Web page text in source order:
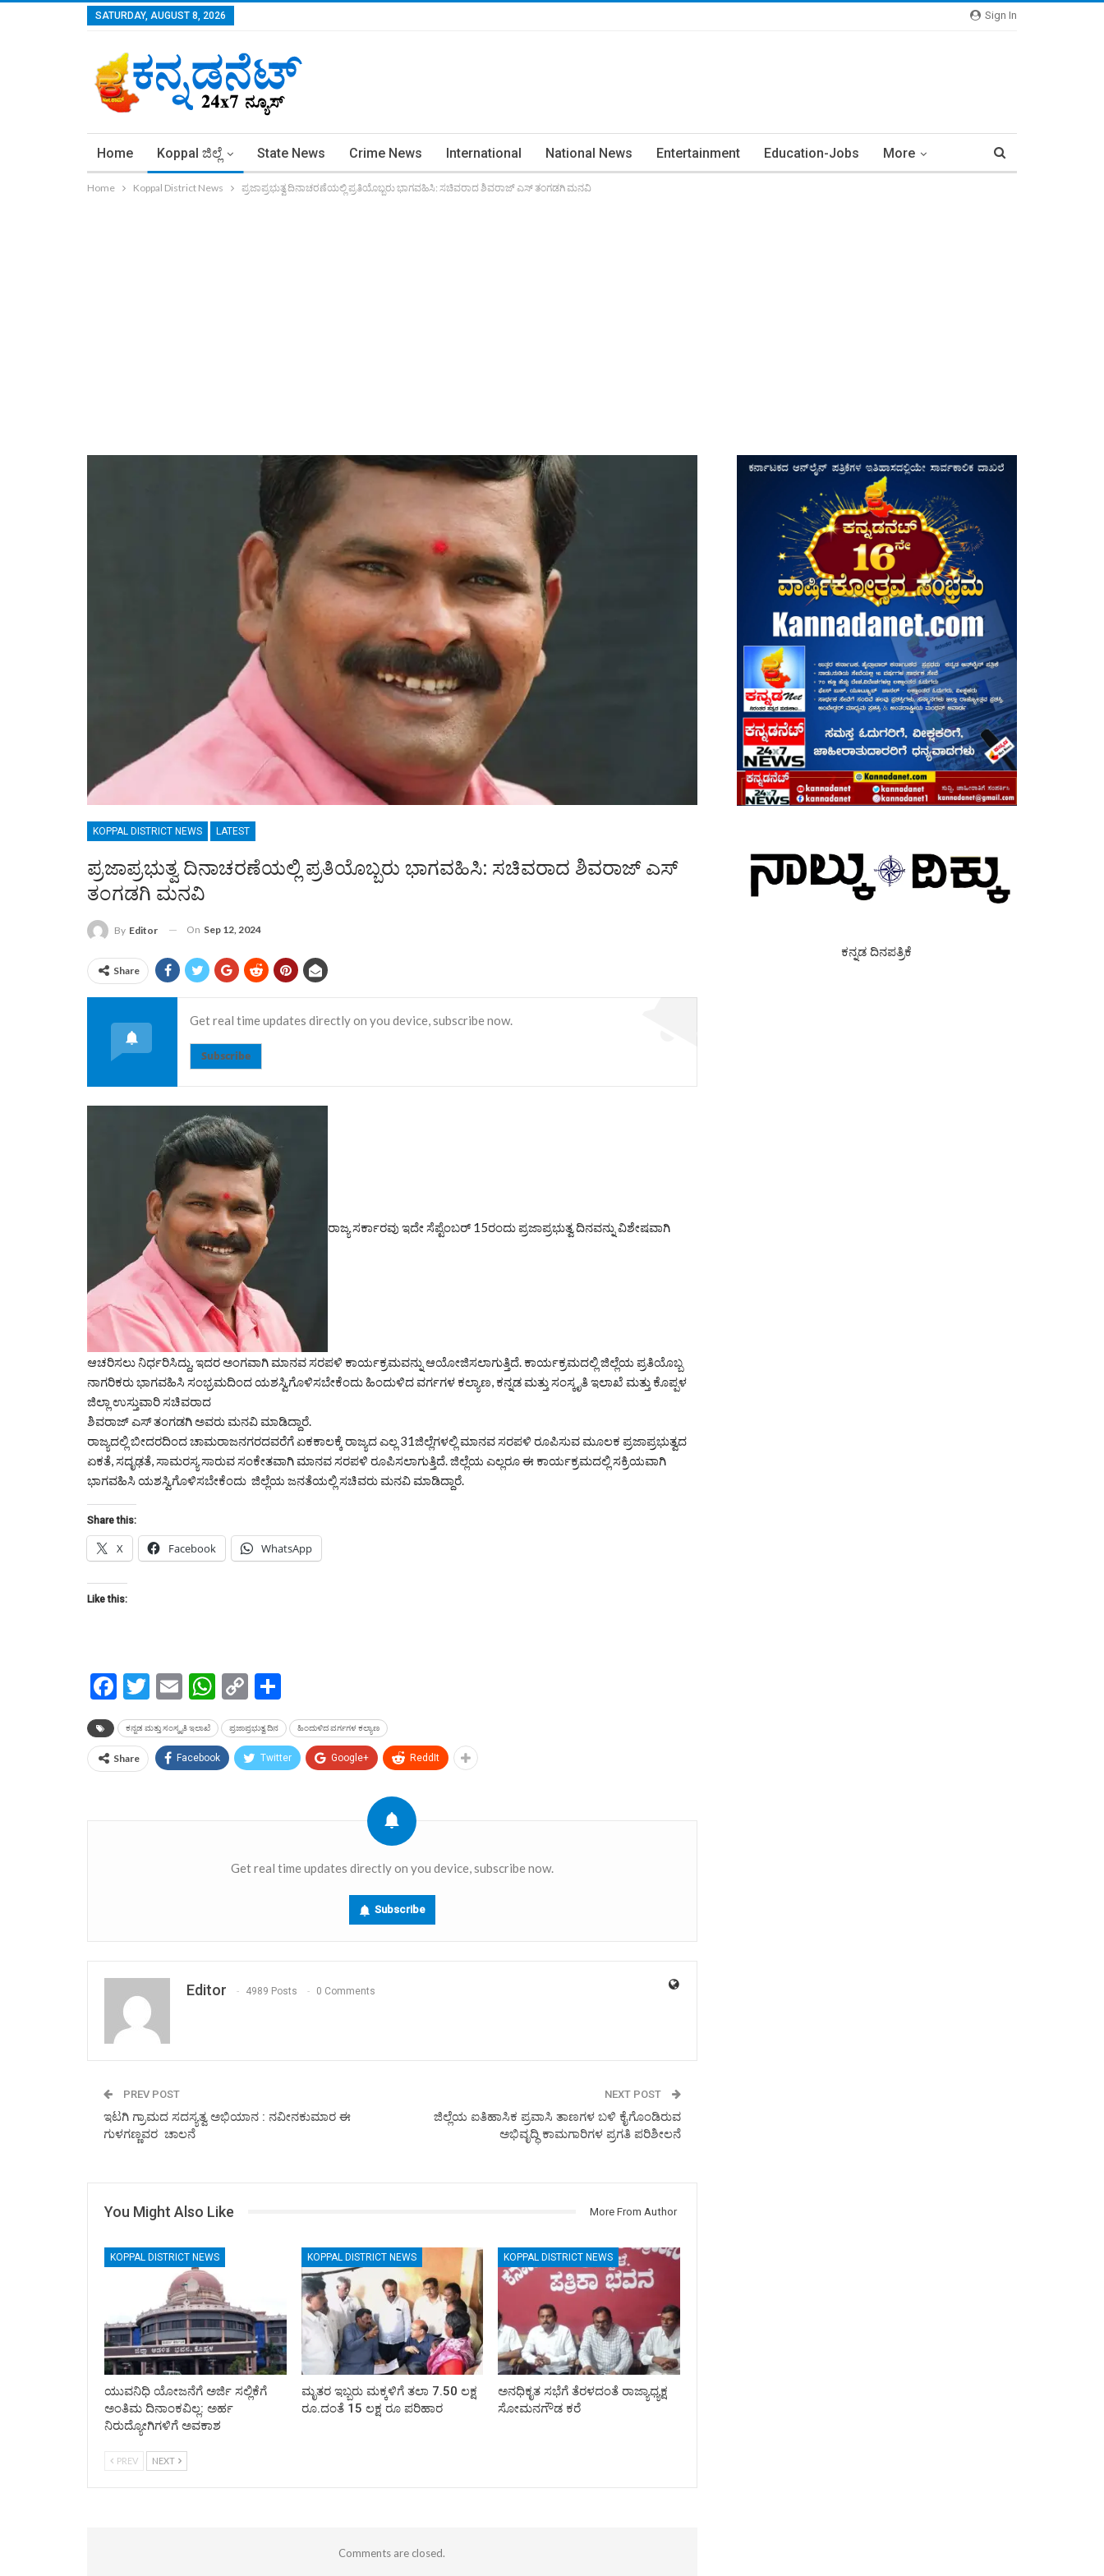
Sign In
SATURDAY, AUGUST 8, 2026
Home Koppal ಜಿಲ್ಲೆ State News Crime News International National News Entertainment Education-Jobs More
Home Koppal District News ಪ್ರಜಾಪ್ರಭುತ್ವ ದಿನಾಚರಣೆಯಲ್ಲಿ ಪ್ರತಿಯೊಬ್ಬರು ಭಾಗವಹಿಸಿ: ಸಚಿವರಾದ ಶಿವರಾಜ್ ಎಸ್ ತಂಗಡಗಿ ಮನವಿ
KOPPAL DISTRICT NEWS LATEST
ಪ್ರಜಾಪ್ರಭುತ್ವ ದಿನಾಚರಣೆಯಲ್ಲಿ ಪ್ರತಿಯೊಬ್ಬರು ಭಾಗವಹಿಸಿ: ಸಚಿವರಾದ ಶಿವರಾಜ್ ಎಸ್
ತಂಗಡಗಿ ಮನವಿ
By Editor On Sep 12, 2024
Share
Get real time updates directly on you device, subscribe now.
Subscribe
ರಾಜ್ಯ ಸರ್ಕಾರವು ಇದೇ ಸೆಪ್ಟೆಂಬರ್ 15ರಂದು ಪ್ರಜಾಪ್ರಭುತ್ವ ದಿನವನ್ನು ವಿಶೇಷವಾಗಿ
ಆಚರಿಸಲು ನಿರ್ಧರಿಸಿದ್ದು, ಇದರ ಅಂಗವಾಗಿ ಮಾನವ ಸರಪಳಿ ಕಾರ್ಯಕ್ರಮವನ್ನು ಆಯೋಜಿಸಲಾಗುತ್ತಿದೆ. ಕಾರ್ಯಕ್ರಮದಲ್ಲಿ ಜಿಲ್ಲೆಯ ಪ್ರತಿಯೊಬ್ಬ
ನಾಗರಿಕರು ಭಾಗವಹಿಸಿ ಸಂಭ್ರಮದಿಂದ ಯಶಸ್ವಿಗೊಳಿಸಬೇಕೆಂದು ಹಿಂದುಳಿದ ವರ್ಗಗಳ ಕಲ್ಯಾಣ, ಕನ್ನಡ ಮತ್ತು ಸಂಸ್ಕೃತಿ ಇಲಾಖೆ ಮತ್ತು ಕೊಪ್ಪಳ
ಜಿಲ್ಲಾ ಉಸ್ತುವಾರಿ ಸಚಿವರಾದ
ಶಿವರಾಜ್ ಎಸ್ ತಂಗಡಗಿ ಅವರು ಮನವಿ ಮಾಡಿದ್ದಾರೆ.
ರಾಜ್ಯದಲ್ಲಿ ಬೀದರದಿಂದ ಚಾಮರಾಜನಗರದವರೆಗೆ ಏಕಕಾಲಕ್ಕೆ ರಾಜ್ಯದ ಎಲ್ಲ 31ಜಿಲ್ಲೆಗಳಲ್ಲಿ ಮಾನವ ಸರಪಳಿ ರೂಪಿಸುವ ಮೂಲಕ ಪ್ರಜಾಪ್ರಭುತ್ವದ
ಏಕತೆ, ಸದೃಢತೆ, ಸಾಮರಸ್ಯ ಸಾರುವ ಸಂಕೇತವಾಗಿ ಮಾನವ ಸರಪಳಿ ರೂಪಿಸಲಾಗುತ್ತಿದೆ. ಜಿಲ್ಲೆಯ ಎಲ್ಲರೂ ಈ ಕಾರ್ಯಕ್ರಮದಲ್ಲಿ ಸಕ್ರಿಯವಾಗಿ
ಭಾಗವಹಿಸಿ ಯಶಸ್ವಿಗೊಳಿಸಬೇಕೆಂದು ಜಿಲ್ಲೆಯ ಜನತೆಯಲ್ಲಿ ಸಚಿವರು ಮನವಿ ಮಾಡಿದ್ದಾರೆ.
Share this:
X Facebook WhatsApp
Like this:
Facebook
Twitter
EmailWhatsApp
Copy
Link
ಕನ್ನಡ ಮತ್ತು ಸಂಸ್ಕೃತಿ ಇಲಾಖೆ ಪ್ರಜಾಪ್ರಭುತ್ವ ದಿನ ಹಿಂದುಳಿದ ವರ್ಗಗಳ ಕಲ್ಯಾಣ
Share Facebook Twitter Google+ ReddIt
Get real time updates directly on you device, subscribe now.
Subscribe
Editor 4989 Posts 0 Comments
PREV POST
ಇಟಗಿ ಗ್ರಾಮದ ಸದಸ್ಯತ್ವ ಅಭಿಯಾನ : ನವೀನಕುಮಾರ ಈ
ಗುಳಗಣ್ಣವರ ಚಾಲನೆ
NEXT POST
ಜಿಲ್ಲೆಯ ಐತಿಹಾಸಿಕ ಪ್ರವಾಸಿ ತಾಣಗಳ ಬಳಿ ಕೈಗೊಂಡಿರುವ
ಅಭಿವೃದ್ಧಿ ಕಾಮಗಾರಿಗಳ ಪ್ರಗತಿ ಪರಿಶೀಲನೆ
You Might Also Like More From Author
KOPPAL DISTRICT NEWS
ಯುವನಿಧಿ ಯೋಜನೆಗೆ ಅರ್ಜಿ ಸಲ್ಲಿಕೆಗೆ
ಅಂತಿಮ ದಿನಾಂಕವಿಲ್ಲ: ಅರ್ಹ
ನಿರುದ್ಯೋಗಿಗಳಿಗೆ ಅವಕಾಶ
KOPPAL DISTRICT NEWS
ಮೃತರ ಇಬ್ಬರು ಮಕ್ಕಳಿಗೆ ತಲಾ 7.50 ಲಕ್ಷ
ರೂ.ದಂತೆ 15 ಲಕ್ಷ ರೂ ಪರಿಹಾರ
KOPPAL DISTRICT NEWS
ಅನಧಿಕೃತ ಸಭೆಗೆ ತೆರಳದಂತೆ ರಾಜ್ಯಾಧ್ಯಕ್ಷ
ಸೋಮನಗೌಡ ಕರೆ
PREV NEXT
Comments are closed.
ಕನ್ನಡ ದಿನಪತ್ರಿಕೆ